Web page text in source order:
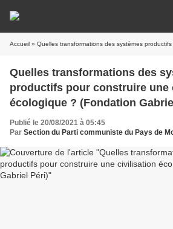
Accueil » Quelles transformations des systèmes productifs pour construire une
Quelles transformations des
productifs pour construire une
écologique ? (Fondation
Publié le 20/08/2021 à 05:45
Par Section du Parti communiste du Pays de